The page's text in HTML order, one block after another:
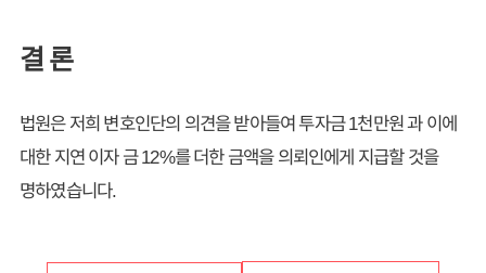
결 론
법원은 저희 변호인단의 의견을 받아들여 투자금 1천만원 과 이에
대한 지연 이자 금 12%를 더한 금액을 의뢰인에게 지급할 것을
명하였습니다.